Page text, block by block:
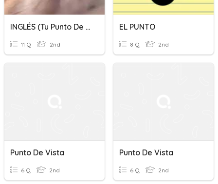
INGLÉS (tu Punto De Vista)
11 Q 2nd
EL PUNTO
8 Q 2nd
Punto De Vista
6 Q 2nd
Punto De Vista
6 Q 2nd